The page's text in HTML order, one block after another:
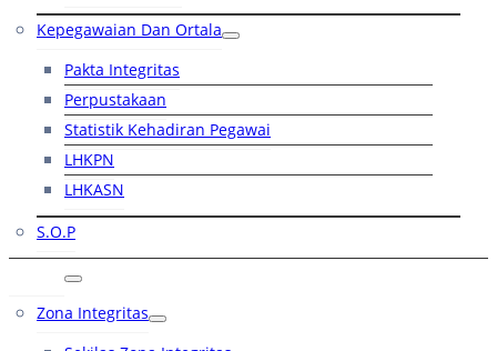
Kepegawaian Dan Ortala
Pakta Integritas
Perpustakaan
Statistik Kehadiran Pegawai
LHKPN
LHKASN
S.O.P
Zona Integritas